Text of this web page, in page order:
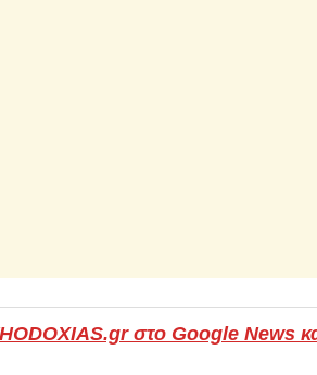
στο Google News